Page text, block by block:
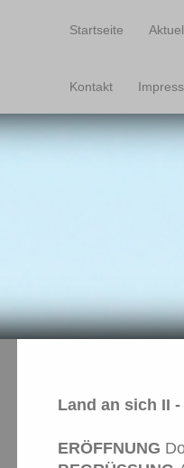
Startseite
Kontakt
Land an sich II -
ERÖFFNUNG